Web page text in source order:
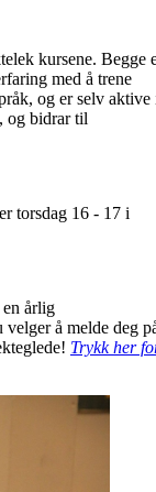
kursene. Begge
med å trene
og er selv aktive
og bidrar til
torsdag 16 - 17 i
årlig
velger å melde deg
Trykk her